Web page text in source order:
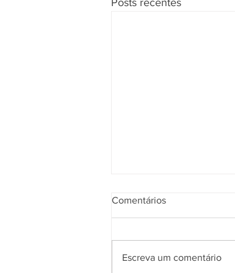
Comentários
Escreva um comentário